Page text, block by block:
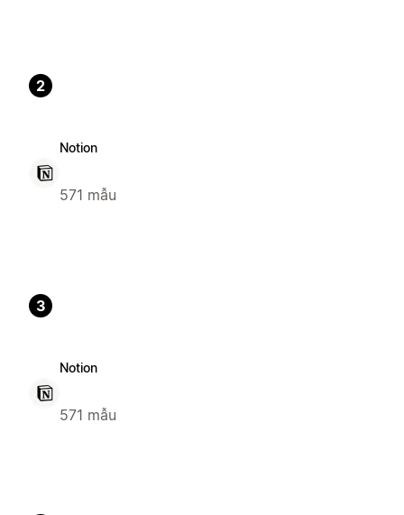
2
Notion
571 mẫu
3
Notion
571 mẫu